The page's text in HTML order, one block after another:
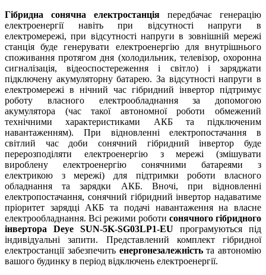
Гібридна сонячна електростанція передбачає генерацію
електроенергії навіть при відсутності напруги в
електромережі, при відсутності напруги в зовнішній мережі
станція буде генерувати електроенергію для внутрішнього
споживання протягом дня (холодильник, телевізор, охоронна
сигналізація, відеоспостереження і світло) і заряджати
підключену акумуляторну батарею. За відсутності напруги в
електромережі в нічний час гібридний інвертор підтримує
роботу власного електрообладнання за допомогою
акумулятора (час такої автономної роботи обмежений
технічними характеристиками АКБ та підключеним
навантаженням). При відновленні електропостачання в
світлий час доби сонячний гібридний інвертор буде
перерозподіляти електроенергію з мережі (змішувати
вироблену електроенергію сонячними батареями з
електрикою з мережі) для підтримки роботи власного
обладнання та зарядки АКБ. Вночі, при відновленні
електропостачання, сонячний гібридний інвертор надаватиме
пріоритет зарядці АКБ та подачі навантаження на власне
електрообладнання. Всі режими роботи сонячного гібридного
інвертора Deye SUN-5K-SG03LP1-EU програмуються під
індивідуальні запити. Представлений комплект гібридної
електростанції забезпечить енергонезалежністьта автономію
вашого будинку в період відключень електроенергії.